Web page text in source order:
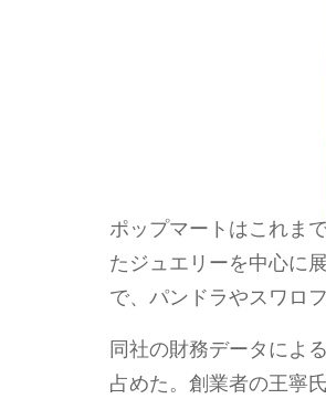
ポップマートはこれま
たジュエリーを中心に
で、パンドラやスワロ
同社の財務データによ
占めた。創業者の王寧